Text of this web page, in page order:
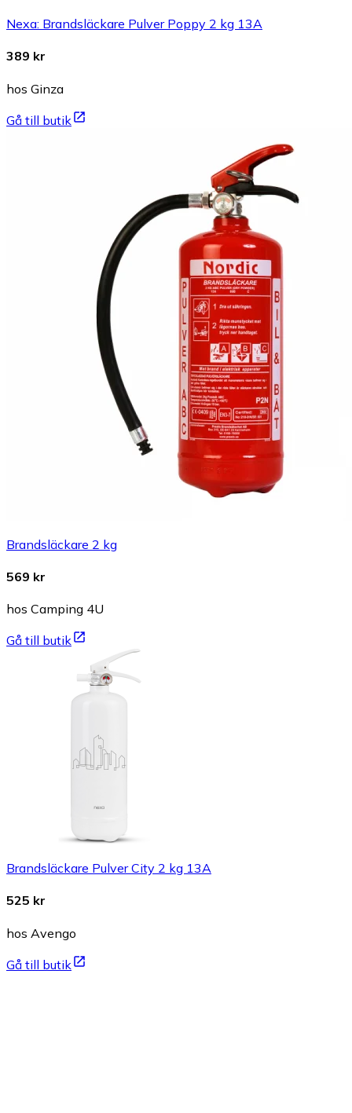
Nexa: Brandsläckare Pulver Poppy 2 kg 13A
389 kr
hos Ginza
Gå till butik
Brandsläckare 2 kg
569 kr
hos Camping 4U
Gå till butik
Brandsläckare Pulver City 2 kg 13A
525 kr
hos Avengo
Gå till butik